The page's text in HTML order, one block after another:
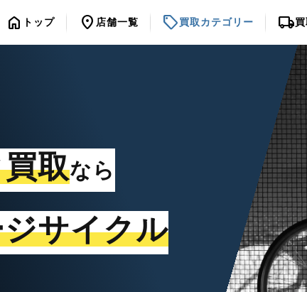
home トップ location_on 店舗一覧 sell買取カテゴリー local_shipping
取なら
サイクル